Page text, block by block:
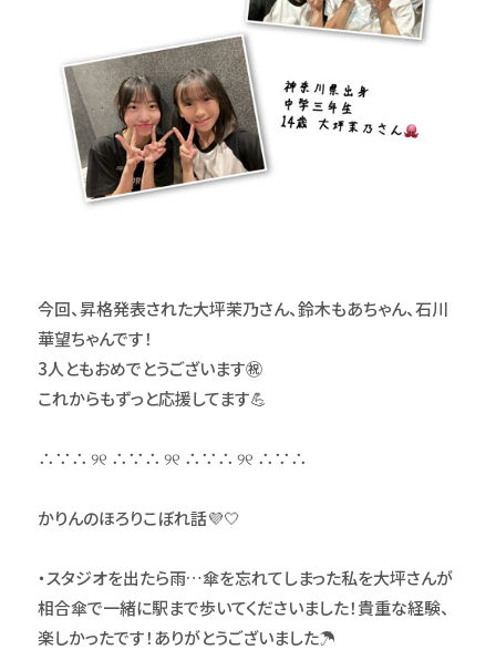
今回、昇格発表された大坪茉乃さん、鈴木もあちゃん、石川
華望ちゃんです！
3人ともおめでとうございます㊗️
これからもずっと応援してます💪
∴∵∴ ୨୧ ∴∵∴ ୨୧ ∴∵∴ ୨୧ ∴∵∴
かりんのほろりこぼれ話💜🤍
・スタジオを出たら雨…傘を忘れてしまった私を大坪さんが
相合傘で一緒に駅まで歩いてくださいました！貴重な経験、
楽しかったです！ありがとうございました☂️